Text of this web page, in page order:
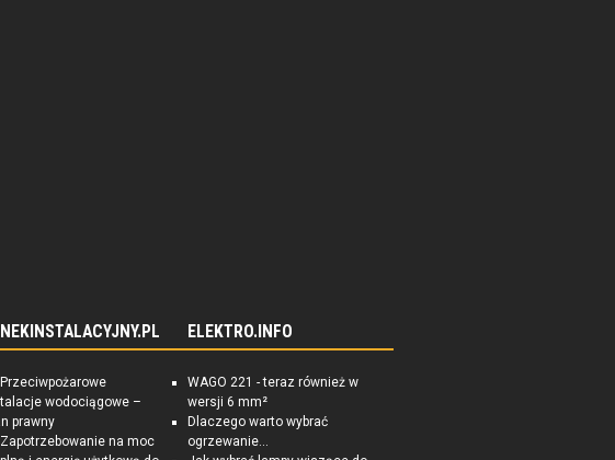
Przeciwpożarowe
wodociągowe –
prawny
Zapotrzebowanie na moc
ELEKTRO.INFO
WAGO 221 - teraz również w
wersji 6 mm²
Dlaczego warto wybrać
ogrzewanie...